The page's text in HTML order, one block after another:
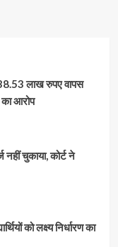
38.53 लाख रुपए वापस
आरोप
चुकाया, कोर्ट ने
को लक्ष्य निर्धारण का